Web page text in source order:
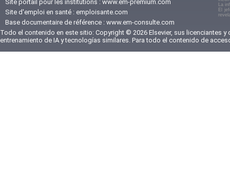
Site portail pour les institutions : www.em-premium.com
Site d'emploi en santé : emploisante.com
Base documentaire de référence : www.em-consulte.com
La
El
Todo el contenido en este sitio: Copyright © 2026 Elsevier, sus licenciantes
entrenamiento de IA y tecnologías similares. Para todo el contenido de